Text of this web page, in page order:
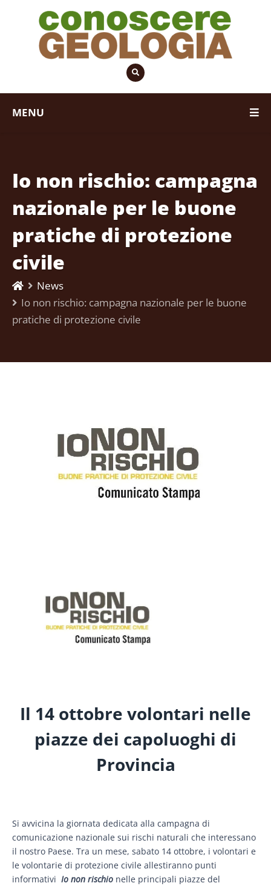
MENU
Io non rischio: campagna
nazionale per le buone
pratiche di protezione
civile
News
Io non rischio: campagna nazionale per le buone
pratiche di protezione civile
Il 14 ottobre volontari nelle
piazze dei capoluoghi di
Provincia
Si avvicina la giornata dedicata alla campagna di
comunicazione nazionale sui rischi naturali che interessano
il nostro Paese. Tra un mese, sabato 14 ottobre, i volontari e
le volontarie di protezione civile allestiranno punti
informativi Io non rischio nelle principali piazze del